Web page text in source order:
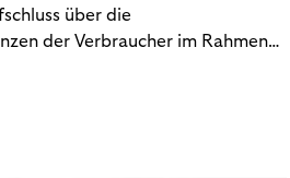
über die
der Verbraucher im Rahmen
erfahren, wie Sie